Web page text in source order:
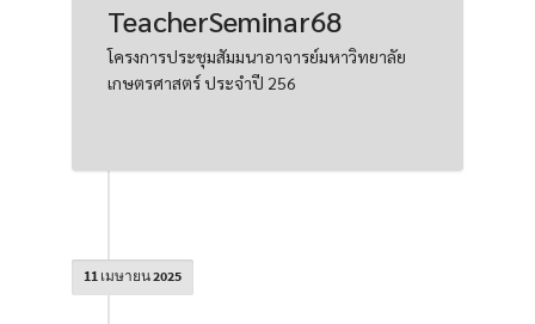
TeacherSeminar68
โครงการประชุมสัมมนาอาจารย์มหาวิทยาลัย
เกษตรศาสตร์ ประจำปี 256
11 เมษายน 2025